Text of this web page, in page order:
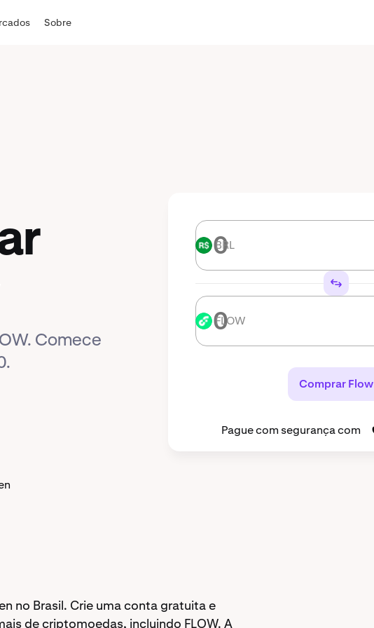
Sobre
Comece
BRL BRL
FLOW FLOW
Comprar Flow
Pague com segurança com
no Brasil. Crie uma conta gratuita e
de criptomoedas, incluindo FLOW. A